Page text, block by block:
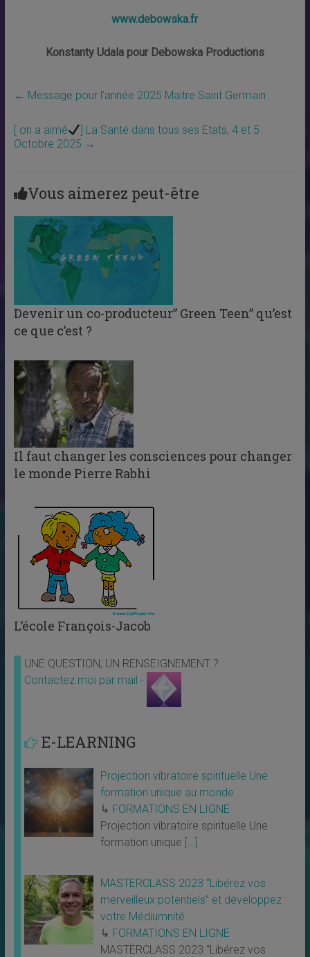
www.debowska.fr
Konstanty Udala pour Debowska Productions
← Message pour l’année 2025 Maitre Saint Germain
[ on a aimé
] La Santé dans tous ses Etats, 4 et 5
Octobre 2025 →
Vous aimerez peut-être
Devenir un co-producteur” Green Teen” qu’est
ce que c’est ?
Il faut changer les consciences pour changer
le monde Pierre Rabhi
L’école François-Jacob
UNE QUESTION, UN RENSEIGNEMENT ?
Contactez moi par mail -
E-LEARNING
Projection vibratoire spirituelle Une
formation unique au monde
↳ FORMATIONS EN LIGNE
Projection vibratoire spirituelle Une
formation unique […]
MASTERCLASS 2023 “Libérez vos
merveilleux potentiels” et développez
votre Médiumnité
↳ FORMATIONS EN LIGNE
MASTERCLASS 2023 “Libérez vos